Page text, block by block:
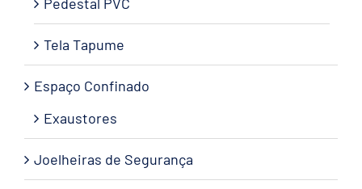
Tela Tapume
Espaço Confinado
Exaustores
Joelheiras de Segurança